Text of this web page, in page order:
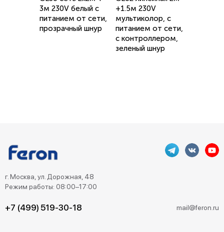
3м 230V белый c
питанием от сети,
прозрачный шнур
+1.5м 230V
мультиколор, c
питанием от сети,
с контроллером,
зеленый шнур
г. Москва, ул. Дорожная, 48
Режим работы: 08:00–17:00
+7 (499) 519-30-18 mail@feron.ru